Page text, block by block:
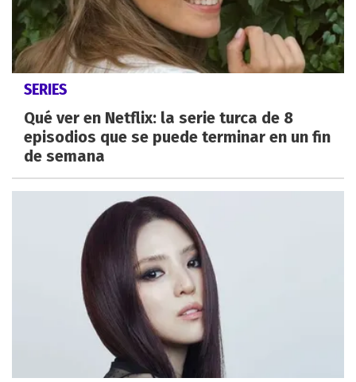
SERIES
Qué ver en Netflix: la serie turca de 8
episodios que se puede terminar en un fin
de semana